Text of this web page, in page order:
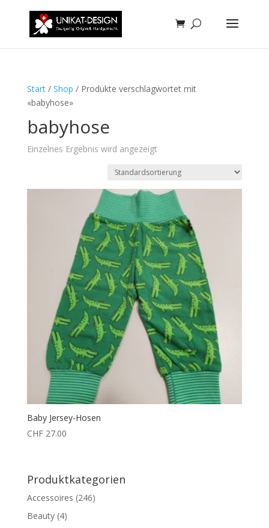
Start/ Shop / Produkte verschlagwortet mit
«babyhose»
babyhose
Einzelnes Ergebnis wird angezeigt
Baby Jersey-Hosen
CHF27.00
Produktkategorien
Accessoires (246)
Beauty (4)